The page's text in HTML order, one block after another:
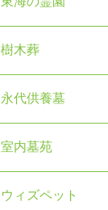
樹木葬
永代供養墓
室内墓苑
ウィズペット